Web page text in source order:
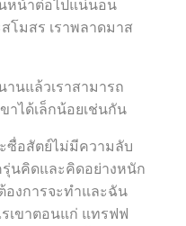
หน้าต่อไปแน่นอน
โมสร เราพลาดมาส
านแล้วเราสามารถ
าได้เล็กน้อยเช่นกัน
ซื่อสัตย์ไม่มีความลับ
รุ่นคิดและคิดอย่างหนัก
องการจะทำและฉัน
รเขาตอนแก่ แทรฟฟ